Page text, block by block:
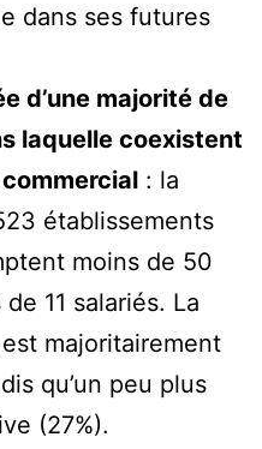
dans ses futures
d’une majorité de
laquelle coexistent
: la
établissements
moins de 50
11 salariés. La
majoritairement
qu’un peu plus
(27%).